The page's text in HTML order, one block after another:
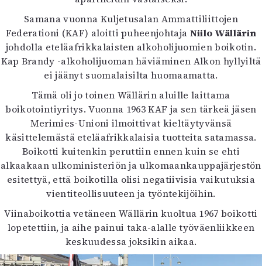
Samana vuonna Kuljetusalan Ammattiliittojen
Federationi (KAF) aloitti puheenjohtaja Niilo Wällärin
johdolla eteläafrikkalaisten alkoholijuomien boikotin.
Kap Brandy -alkoholijuoman häviäminen Alkon hyllyiltä
ei jäänyt suomalaisilta huomaamatta.
Tämä oli jo toinen Wällärin aluille laittama
boikotointiyritys. Vuonna 1963 KAF ja sen tärkeä jäsen
Merimies-Unioni ilmoittivat kieltäytyvänsä
käsittelemästä eteläafrikkalaisia tuotteita satamassa.
Boikotti kuitenkin peruttiin ennen kuin se ehti
alkaakaan ulkoministeriön ja ulkomaankauppajärjestön
esitettyä, että boikotilla olisi negatiivisia vaikutuksia
vientiteollisuuteen ja työntekijöihin.
Viinaboikottia vetäneen Wällärin kuoltua 1967 boikotti
lopetettiin, ja aihe painui taka-alalle työväenliikkeen
keskuudessa joksikin aikaa.